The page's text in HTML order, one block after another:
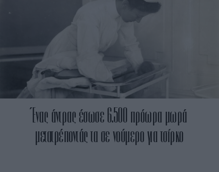
Ένας άντρας έσωσε 6.500 πρόωρα μωρά
μετατρέποντάς τα σε νούμερο για τσίρκο